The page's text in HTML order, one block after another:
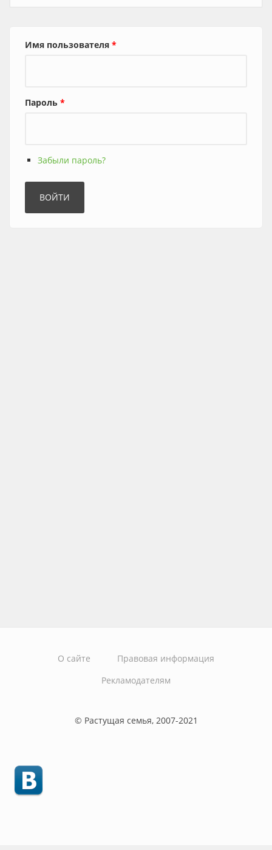
Имя пользователя *
Пароль *
Забыли пароль?
О сайте
Правовая информация
Рекламодателям
© Растущая семья, 2007-2021